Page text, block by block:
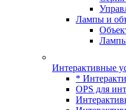
Лампы и
Интерактивные
*
OPS для